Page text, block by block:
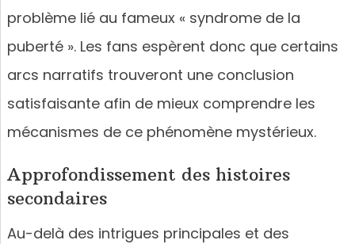
problème lié au fameux « syndrome de la
puberté ». Les fans espèrent donc que certains
arcs narratifs trouveront une conclusion
satisfaisante afin de mieux comprendre les
mécanismes de ce phénomène mystérieux.
Approfondissement des histoires
secondaires
Au-delà des intrigues principales et des